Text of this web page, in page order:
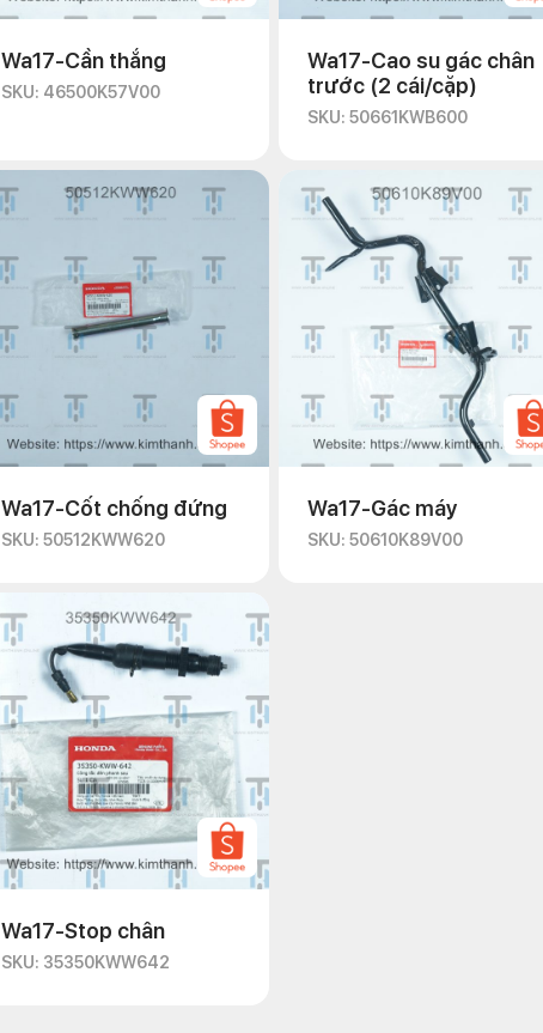
Wa17-Cần thắng
SKU: 46500K57V00
Wa17-Cao su gác chân
trước (2 cái/cặp)
SKU: 50661KWB600
Wa17-Cốt chống đứng
SKU: 50512KWW620
Wa17-Gác máy
SKU: 50610K89V00
Wa17-Stop chân
SKU: 35350KWW642